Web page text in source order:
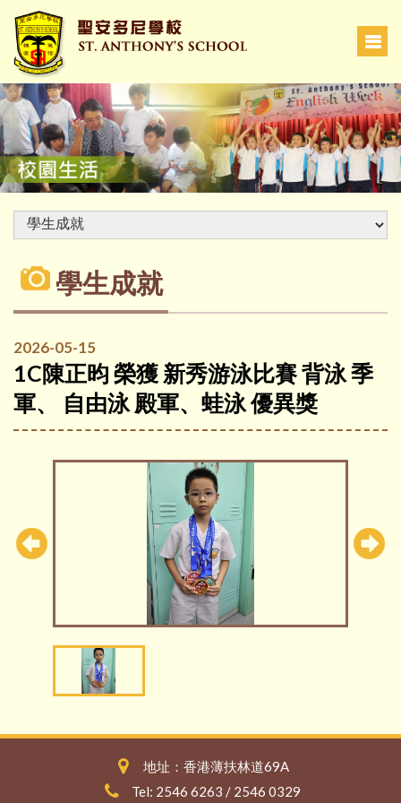
學生成就
2026-05-15
1C陳正昀 榮獲 新秀游泳比賽 背泳 季
軍、 自由泳 殿軍、蛙泳 優異獎
地址：香港薄扶林道69A
Tel: 2546 6263 / 2546 0329